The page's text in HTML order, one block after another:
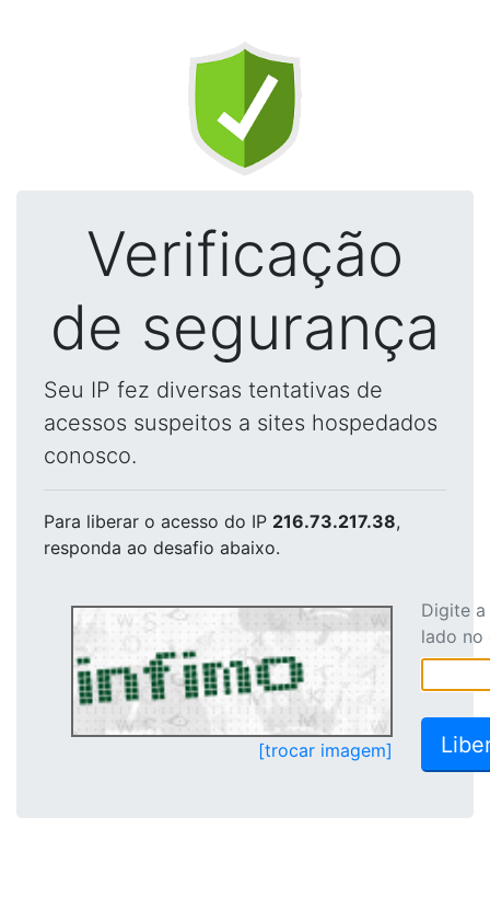
Verificação
de segurança
Seu IP fez diversas tentativas de
acessos suspeitos a sites hospedados
conosco.
Para liberar o acesso do IP 216.73.217.38,
responda ao desafio abaixo.
[trocar imagem]
Digite
lado no